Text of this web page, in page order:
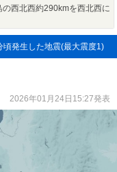
西北西約290kmを西北西に
頃発生した地震(最大震度1)
2026年01月24日15:27発表